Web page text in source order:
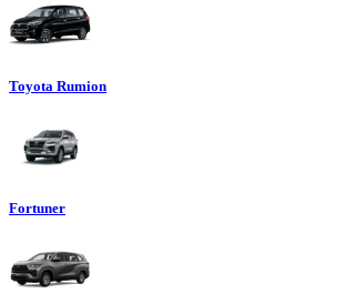
Toyota Rumion
Fortuner